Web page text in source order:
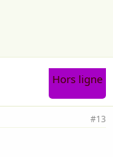
Hors ligne
#13